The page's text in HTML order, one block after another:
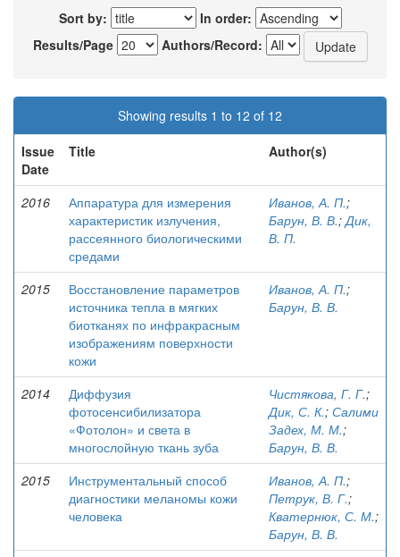
Sort by:
In order:
Results/Page
Authors/Record:
Showing results 1 to 12 of 12
Issue
Date
Title Author(s)
2016
Аппаратура для измерения
характеристик излучения,
рассеянного биологическими
средами
Иванов, А. П.;
Барун, В. В.;Дик,
В. П.
2015
Восстановление параметров
источника тепла в мягких
биотканях по инфракрасным
изображениям поверхности
кожи
Иванов, А. П.;
Барун, В. В.
2014
Диффузия
фотосенсибилизатора
«Фотолон» и света в
многослойную ткань зуба
Чистякова, Г. Г.;
Дик, С. К.; Салими
Задех, М. М.;
Барун, В. В.
2015
Инструментальный способ
диагностики меланомы кожи
человека
Иванов, А. П.;
Петрук, В. Г.;
Кватернюк, С. М.;
Барун, В. В.